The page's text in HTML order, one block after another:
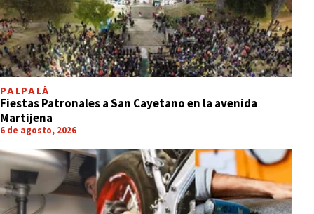
PALPALÁ
Fiestas Patronales a San Cayetano en la avenida
Martijena
6 de agosto, 2026